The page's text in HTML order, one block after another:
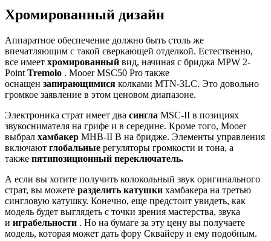
Хромированный дизайн
Аппаратное обеспечение должно быть столь же
впечатляющим с такой сверкающей отделкой. Естественно,
все имеет хромированный вид, начиная с бриджа MPW 2-
Point Tremolo . Mooer MSC50 Pro также
оснащен запирающимися колками MTN-3LC. Это довольно
громкое заявление в этом ценовом диапазоне.
Электроника страт имеет два сингла MSC-II в позициях
звукоснимателя на грифе и в середине. Кроме того, Mooer
выбрал хамбакер MHB-II B на бридже. Элементы управления
включают глобальные регуляторы громкости и тона, а
также пятипозиционный переключатель.
А если вы хотите получить колокольный звук оригинального
страт, вы можете разделить катушки хамбакера на третью
сингловую катушку. Конечно, еще предстоит увидеть, как
модель будет выглядеть с точки зрения мастерства, звука
и играбельности . Но на бумаге за эту цену вы получаете
модель, которая может дать фору Сквайеру и ему подобным.